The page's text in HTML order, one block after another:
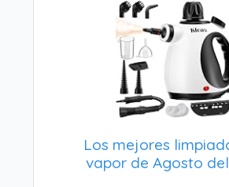
Los mejores
vapor de Agosto